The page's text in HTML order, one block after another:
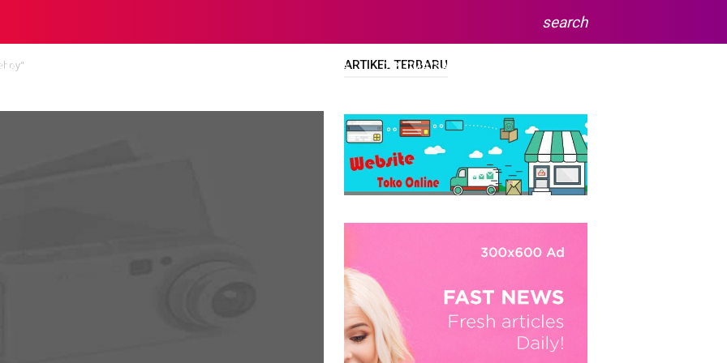
SMA/SMK/SLTA DIPLOMA/SARJANA
search
ARTIKEL TERBARU